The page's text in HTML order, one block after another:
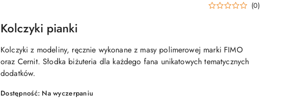
(0)
Kolczyki pianki
Kolczyki z modeliny, ręcznie wykonane z masy polimerowej marki FIMO
oraz Cernit. Słodka biżuteria dla każdego fana unikatowych tematycznych
dodatków.
Dostępność: Na wyczerpaniu